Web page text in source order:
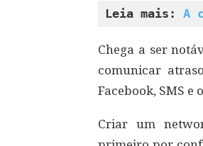
Leia mais: A
Chega a ser
comunicar
Facebook, SMS e
Criar um